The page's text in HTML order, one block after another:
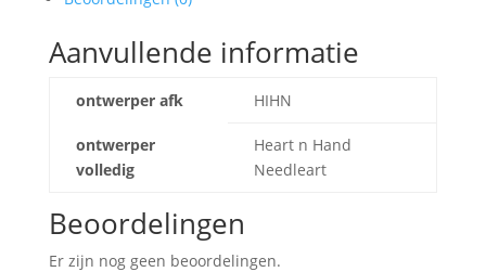
Aanvullende informatie
ontwerper afk HIHN
ontwerper
volledig
Heart n Hand
Needleart
Beoordelingen
Er zijn nog geen beoordelingen.